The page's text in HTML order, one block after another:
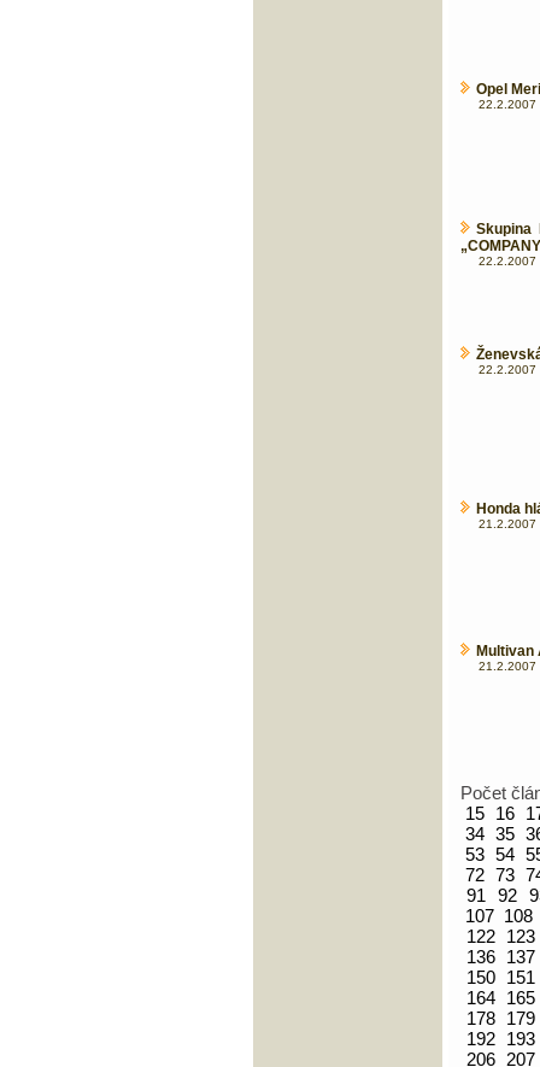
Opel
22.2.2007
Skupina
22.2.2007
22.2.2007
Honda
21.2.2007
Multivan
21.2.2007
Počet
15 16
34 35
53 54
72 73
91
92
107 108
122
123
136
137
150
151
164
165
178
179
192
193
206 207